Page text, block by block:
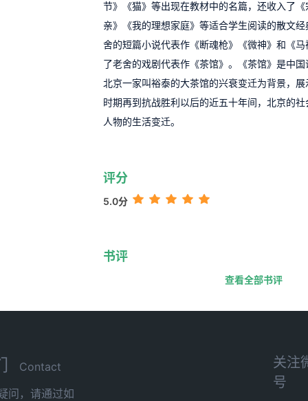
节》《猫》等出现在教材中的名篇，还收入了
亲》《我的理想家庭》等适合学生阅读的散文
舍的短篇小说代表作《断魂枪》《微神》和《
了老舍的戏剧代表作《茶馆》。《茶馆》是中
北京一家叫裕泰的大茶馆的兴衰变迁为背景，
时期再到抗战胜利以后的近五十年间，北京的
人物的生活变迁。
评分
5.0分
书评
查看全部书评
Contact
问，请通过如
关注
号